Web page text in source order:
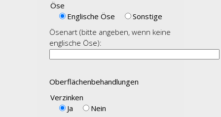
Öse
Englische Öse
Sonstige
Ösenart (bitte angeben, wenn keine
englische Öse):
Oberflächenbehandlungen
Verzinken
Ja
Nein